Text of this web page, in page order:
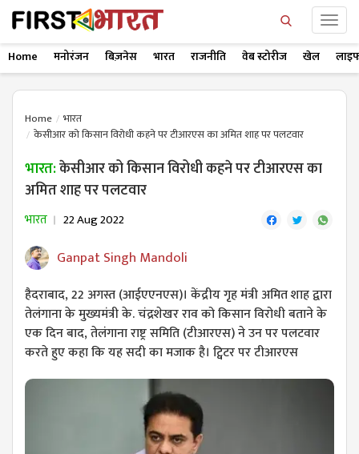
Home मनोरंजन बिज़नेस भारत राजनीति वेब स्टोरीज खेल
Home
भारत
केसीआर को किसान विरोधी कहने पर टीआरएस का अमित शाह पर पलटवार
भारत:केसीआर को किसान विरोधी कहने पर टीआरएस का
अमित शाह पर पलटवार
भारत 22 Aug 2022
Ganpat Singh Mandoli
हैदराबाद, 22 अगस्त (आईएएनएस)। केंद्रीय गृह मंत्री अमित शाह द्वारा
तेलंगाना के मुख्यमंत्री के. चंद्रशेखर राव को किसान विरोधी बताने के
एक दिन बाद, तेलंगाना राष्ट्र समिति (टीआरएस) ने उन पर पलटवार
करते हुए कहा कि यह सदी का मजाक है। ट्विटर पर टीआरएस